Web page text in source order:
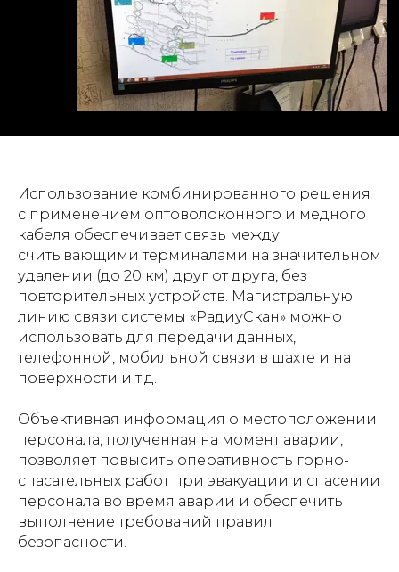
Использование комбинированного решения
с применением оптоволоконного и медного
кабеля обеспечивает связь между
считывающими терминалами на значительном
удалении (до 20 км) друг от друга, без
повторительных устройств. Магистральную
линию связи системы «РадиуСкан» можно
использовать для передачи данных,
телефонной, мобильной связи в шахте и на
поверхности и т.д.
Объективная информация о местоположении
персонала, полученная на момент аварии,
позволяет повысить оперативность горно-
спасательных работ при эвакуации и спасении
персонала во время аварии и обеспечить
выполнение требований правил
безопасности.
Отправить
новости
Компания
Решения
продукция
г. Красноярск, ул. Попова, 1
+ 7 (391) 299-80-00
© 2026 АО НВИЦ «Радиус»
заказать звонок